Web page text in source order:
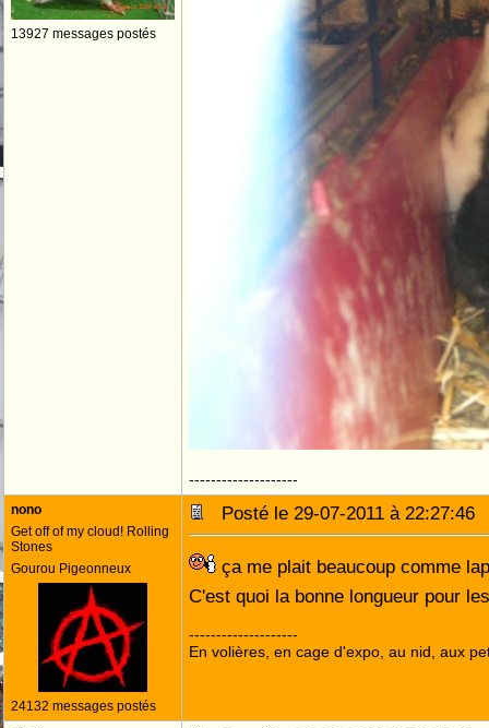
13927 messages postés
--------------------
nono
Get off of my cloud! Rolling
Stones
Gourou Pigeonneux
24132 messages postés
Posté le 29-07-2011 à
ça me plait beaucoup comme
C'est quoi la bonne longueur pour
--------------------
En volières, en cage d'expo, au nid, aux